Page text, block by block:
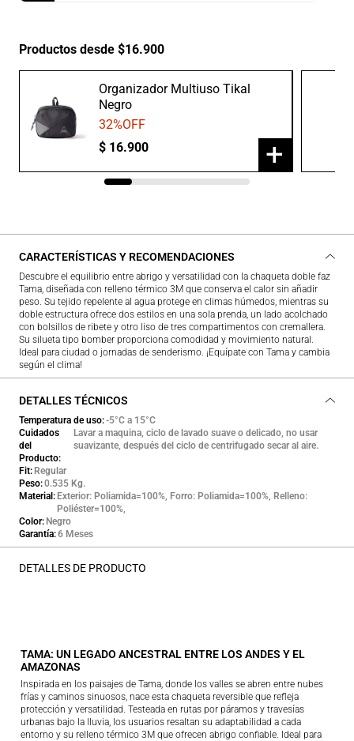
Productos desde $16.900
Organizador Multiuso Tikal
Negro
32%OFF
$ 16.900 +
CARACTERÍSTICAS Y RECOMENDACIONES
Descubre el equilibrio entre abrigo y versatilidad con la chaqueta doble faz
Tama, diseñada con relleno térmico 3M que conserva el calor sin añadir
peso. Su tejido repelente al agua protege en climas húmedos, mientras su
doble estructura ofrece dos estilos en una sola prenda, un lado acolchado
con bolsillos de ribete y otro liso de tres compartimentos con cremallera.
Su silueta tipo bomber proporciona comodidad y movimiento natural.
Ideal para ciudad o jornadas de senderismo. ¡Equípate con Tama y cambia
según el clima!
DETALLES TÉCNICOS
Temperatura de uso -5°C a 15°C
Cuidados
del
Producto
Lavar a maquina, ciclo de lavado suave o delicado, no usar
suavizante, después del ciclo de centrifugado secar al aire.
Fit Regular
Peso 0.535 Kg.
Material
Exterior: Poliamida=100%, Forro: Poliamida=100%, Relleno:
Poliéster=100%,
Color Negro
Garantía 6 Meses
DETALLES DE PRODUCTO
TAMA: UN LEGADO ANCESTRAL ENTRE LOS ANDES Y EL
AMAZONAS
Inspirada en los paisajes de Tama, donde los valles se abren entre nubes
frías y caminos sinuosos, nace esta chaqueta reversible que refleja
protección y versatilidad. Testeada en rutas por páramos y travesías
urbanas bajo la lluvia, los usuarios resaltan su adaptabilidad a cada
entorno y su relleno térmico 3M que ofrecen abrigo confiable. Ideal para